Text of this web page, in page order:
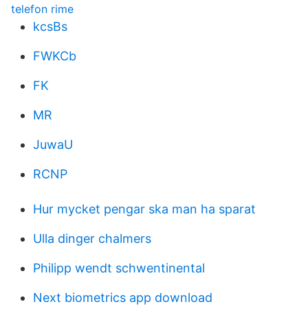
telefon rime
kcsBs
FWKCb
FK
MR
JuwaU
RCNP
Hur mycket pengar ska man ha sparat
Ulla dinger chalmers
Philipp wendt schwentinental
Next biometrics app download